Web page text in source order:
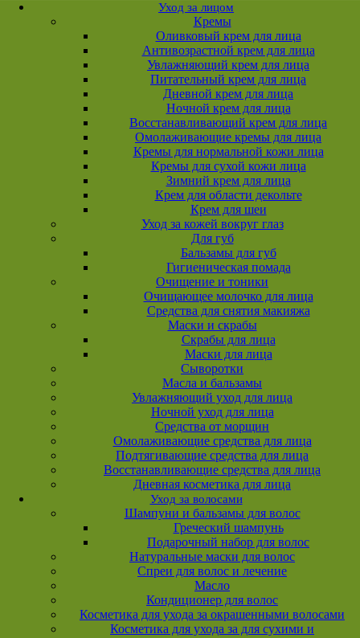
Уход за лицом
Кремы
Оливковый крем для лица
Антивозрастной крем для лица
Увлажняющий крем для лица
Питательный крем для лица
Дневной крем для лица
Ночной крем для лица
Восстанавливающий крем для лица
Омолаживающие кремы для лица
Кремы для нормальной кожи лица
Кремы для сухой кожи лица
Зимний крем для лица
Крем для области декольте
Крем для шеи
Уход за кожей вокруг глаз
Для губ
Бальзамы для губ
Гигиеническая помада
Очищение и тоники
Очищающее молочко для лица
Средства для снятия макияжа
Маски и скрабы
Скрабы для лица
Маски для лица
Сыворотки
Масла и бальзамы
Увлажняющий уход для лица
Ночной уход для лица
Средства от морщин
Омолаживающие средства для лица
Подтягивающие средства для лица
Восстанавливающие средства для лица
Дневная косметика для лица
Уход за волосами
Шампуни и бальзамы для волос
Греческий шампунь
Подарочный набор для волос
Натуральные маски для волос
Спреи для волос и лечение
Масло
Кондиционер для волос
Косметика для ухода за окрашенными волосами
Косметика для ухода за для сухими и